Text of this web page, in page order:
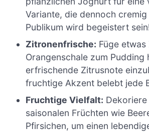
Variante, die dennoch cremig
Publikum wird begeistert
Zitronenfrische: Füge
Orangenschale zum Pudding
erfrischende Zitrusnote
fruchtige Akzent belebt jede
Fruchtige Vielfalt:
saisonalen Früchten wie
Pfirsichen, um einen